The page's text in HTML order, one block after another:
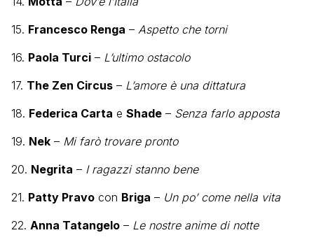
15. Francesco Renga – Aspetto che torni
16. Paola Turci – L’ultimo ostacolo
17. The Zen Circus – L’amore è una dittatura
18. Federica Carta e Shade – Senza farlo apposta
19. Nek – Mi farò trovare pronto
20. Negrita – I ragazzi stanno bene
21. Patty Pravo con Briga – Un po’ come nella vita
22. Anna Tatangelo – Le nostre anime di notte